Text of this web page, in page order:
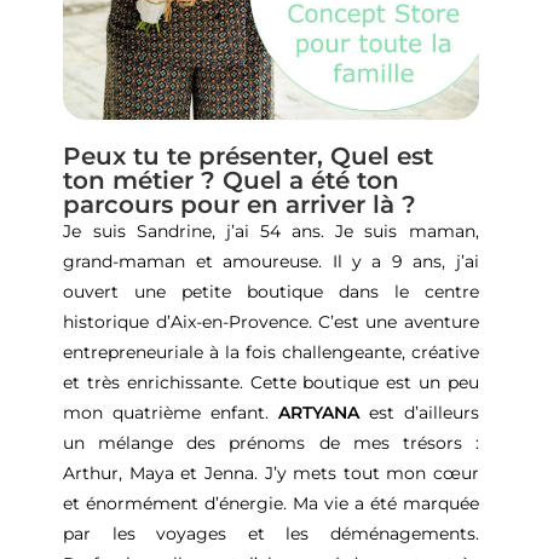
Peux tu te présenter, Quel est
ton métier ? Quel a été ton
parcours pour en arriver là ?
Je suis Sandrine, j’ai 54 ans. Je suis maman,
grand-maman et amoureuse. Il y a 9 ans, j’ai
ouvert une petite boutique dans le centre
historique d’Aix-en-Provence. C’est une aventure
entrepreneuriale à la fois challengeante, créative
et très enrichissante. Cette boutique est un peu
mon quatrième enfant. ARTYANAest d’ailleurs
un mélange des prénoms de mes trésors :
Arthur, Maya et Jenna. J’y mets tout mon cœur
et énormément d’énergie. Ma vie a été marquée
par les voyages et les déménagements.